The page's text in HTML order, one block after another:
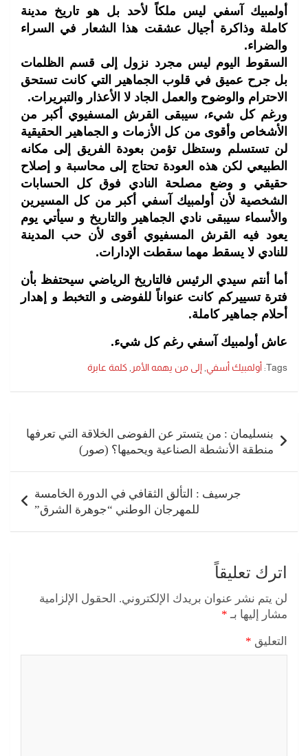
أولمبيك آسفي ليس ملكاً لأحد بل هو تاريخ مدينة
كاملة وذاكرة أجيال عشقت هذا الشعار في السراء
والضراء.
السقوط اليوم ليس مجرد نزول إلى قسم الظلمات
بل جرح عميق في قلوب الجماهير التي كانت تستحق
الاحترام والوضوح والعمل الجاد لا الأعذار والتبريرات.
ورغم كل شيء، سيبقى القرش المسفيوي أكبر من
الأشخاص وأقوى من كل الأزمات و الجماهير الحقيقية
لن تستسلم وستظل تؤمن بعودة الفريق إلى مكانه
الطبيعي لكن هذه العودة تحتاج إلى محاسبة و إصلاح
حقيقي و وضع مصلحة النادي فوق كل الحسابات
الشخصية لأن أولمبيك آسفي أكبر من كل المسيرين
والأسماء سيبقى نادي الجماهير والتاريخ و سيأتي يوم
يعود فيه القرش المسفيوي أقوى لأن حب المدينة
للنادي لا يسقط مهما سقطت الإدارات.
أما أنتم سيدي الرئيس فالتاريخ الرياضي سيحتفظ بأن
فترة تسييركم كانت عنواناً للفوضى و التخبط و إهدار
أحلام جماهير كاملة.
عاش أولمبيك آسفي رغم كل شيء.
Tags: أولمبيك أسفي, إلى من يهمه الأمر , كلمة عابرة
المقالاتبنسليمان : من يتستر عن الفوضى الخلاقة التي تعرفها
منطقة الأنشطة الصناعية ويحميها؟ (صور)
جرسيف : التألق الثقافي في الدورة الخامسة
للمهرجان الوطني “جوهرة الشرق”
اترك تعليقاً
لن يتم نشر عنوان بريدك الإلكتروني. الحقول الإلزامية
مشار إليها بـ *
التعليق *